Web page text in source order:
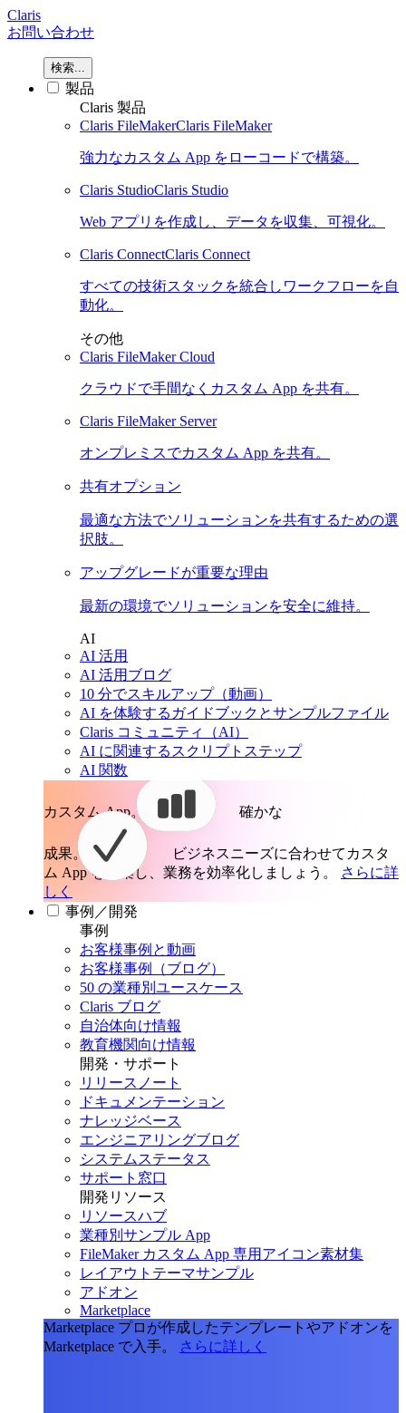
Claris
お問い合わせ
検索...
製品
Claris 製品
Claris FileMakerClaris FileMaker
強力なカスタム App をローコードで構築。
Claris StudioClaris Studio
Web アプリを作成し、データを収集、可視化。
Claris ConnectClaris Connect
すべての技術スタックを統合しワークフローを自
動化。
その他
Claris FileMaker Cloud
クラウドで手間なくカスタム App を共有。
Claris FileMaker Server
オンプレミスでカスタム App を共有。
共有オプション
最適な方法でソリューションを共有するための選
択肢。
アップグレードが重要な理由
最新の環境でソリューションを安全に維持。
AI
AI 活用
AI 活用ブログ
10 分でスキルアップ（動画）
AI を体験するガイドブックとサンプルファイル
Claris コミュニティ（AI）
AI に関連するスクリプトステップ
AI 関数
カスタム App。 確かな
成果。
ビジネスニーズに合わせてカスタ
ム App を構築し、業務を効率化しましょう。
さらに詳
しく
事例／開発
事例
お客様事例と動画
お客様事例（ブログ）
50 の業種別ユースケース
Claris ブログ
自治体向け情報
教育機関向け情報
開発・サポート
リリースノート
ドキュメンテーション
ナレッジベース
エンジニアリングブログ
システムステータス
サポート窓口
開発リソース
リソースハブ
業種別サンプル App
FileMaker カスタム App 専用アイコン素材集
レイアウトテーマサンプル
アドオン
Marketplace
Marketplace プロが作成したテンプレートやアドオンを
Marketplace で入手。
さらに詳しく